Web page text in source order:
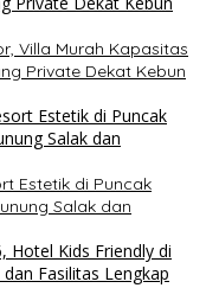
Villa Murah Kapasitas
Private Dekat Kebun
Estetik di Puncak
Salak dan